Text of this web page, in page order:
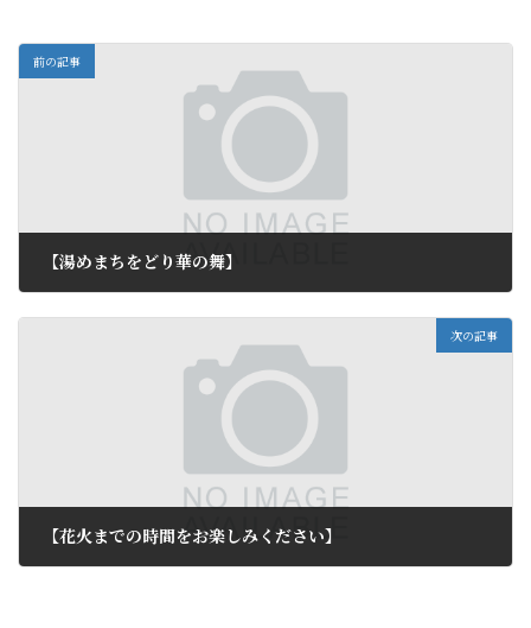
前の記事
【湯めまちをどり華の舞】
次の記事
【花火までの時間をお楽しみください】